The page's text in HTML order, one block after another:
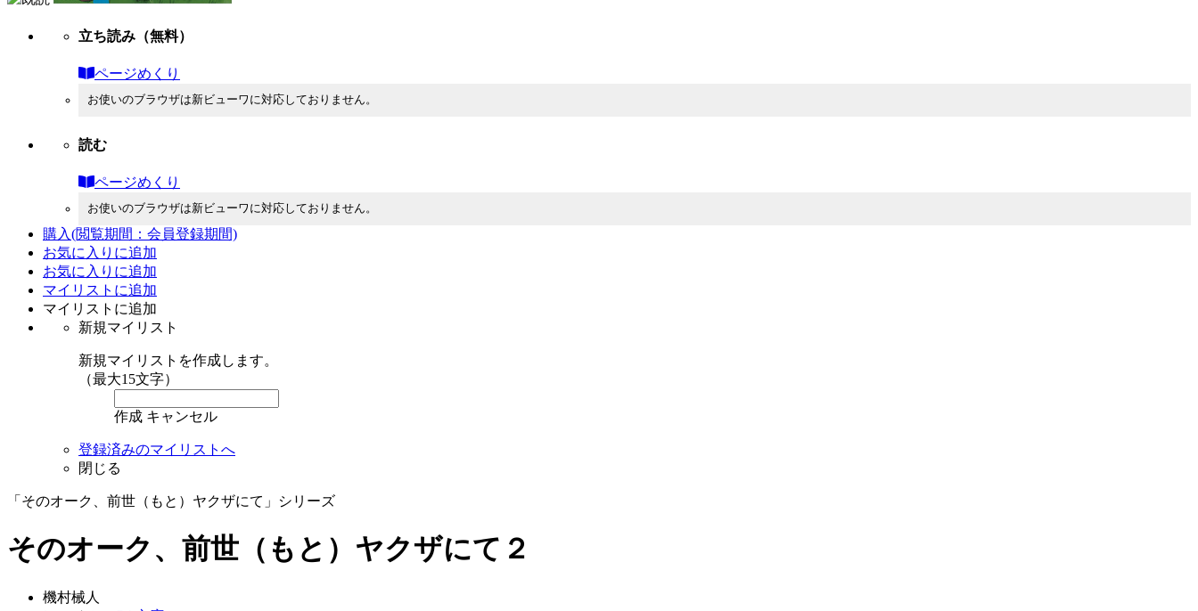
立ち読み （無料）
ページめくり
お使いのブラウザは新ビューワに対応しておりません。
読む
ページめくり
お使いのブラウザは新ビューワに対応しておりません。
購入(閲覧期間：会員登録期間)
お気に入りに追加
お気に入りに追加
マイリストに追加
マイリストに追加
新規マイリスト
新規マイリストを作成します。
（最大15文字）
作成 キャンセル
登録済みのマイリストへ
閉じる
「そのオーク、前世（もと）ヤクザにて」シリーズ
そのオーク、前世（もと）ヤクザにて２
機村械人